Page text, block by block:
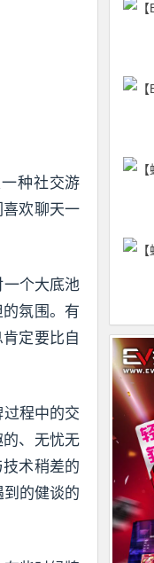
种社交游
欢聊天一
个大底池
氛围。有
定要比自
程中的交
、无忧无
术稍差的
的健谈的